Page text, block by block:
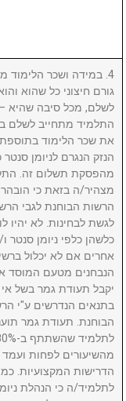
4. במידה ושכר הלימוד
גורם חיצוני כל שהוא
לשלם, מכל סיבה שהיא –
התלמיד מתחייב לשלם
את שכר הלימוד בתוספת
הנזק הנגרם לניומן
מהפסקת תשלום זה.
מצהיר/ה בזאת כי
הרשות הבוחנת לגבי
לגשת לבחינות. לא יהיו
כלשהן כלפי ניומן סנטר
אחרים אם לא יכלול
הנבחנים מטעם המוסד
יקבל תעודת גמר בשל
בתנאים הנדרשים ע"י
הבוחנת. תעודת גמר
לתלמיד
מהשיעורים לפחות ועמד
הדרישות המקצועיות.
לתלמיד/ה כי הנהלת